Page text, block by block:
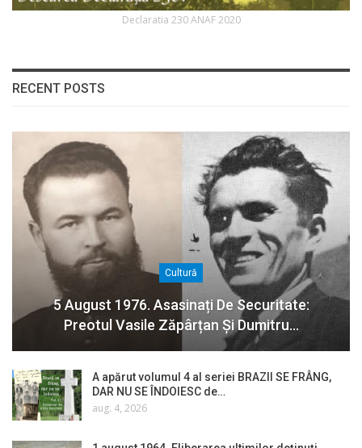
Declaratia 230 ANAF 2020
RECENT POSTS
Cultură
5 August 1976. Asasinați De Securitate:
Preotul Vasile Zăpârțan Și Dumitru…
A apărut volumul 4 al seriei BRAZII SE FRÂNG,
DAR NU SE ÎNDOIESC de…
aug. 4, 2026